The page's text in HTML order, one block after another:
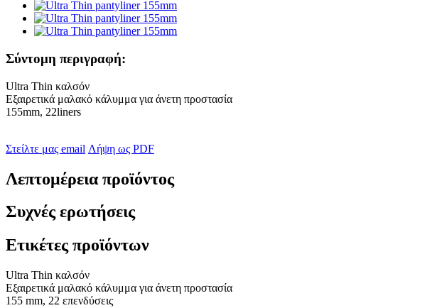
Σύντομη περιγραφή:
Ultra Thin καλσόν
Εξαιρετικά μαλακό κάλυμμα για άνετη προστασία
155mm, 22liners
Στείλτε μας email Λήψη ως PDF
Λεπτομέρεια προϊόντος
Συχνές ερωτήσεις
Ετικέτες προϊόντων
Ultra Thin καλσόν
Εξαιρετικά μαλακό κάλυμμα για άνετη προστασία
155 mm, 22 επενδύσεις